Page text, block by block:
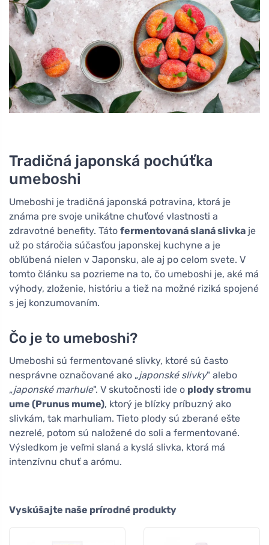
Tradičná japonská pochúťka
umeboshi
Umeboshi je tradičná japonská potravina, ktorá je
známa pre svoje unikátne chuťové vlastnosti a
zdravotné benefity. Táto fermentovaná slaná slivka je
už po stáročia súčasťou japonskej kuchyne a je
obľúbená nielen v Japonsku, ale aj po celom svete. V
tomto článku sa pozrieme na to, čo umeboshi je, aké má
výhody, zloženie, históriu a tiež na možné riziká spojené
s jej konzumovaním.
Čo je to umeboshi?
Umeboshi sú fermentované slivky, ktoré sú často
nesprávne označované ako „japonské slivky" alebo
„japonské marhule". V skutočnosti ide o plody stromu
ume (Prunus mume), ktorý je blízky príbuzný ako
slivkám, tak marhuliam. Tieto plody sú zberané ešte
nezrelé, potom sú naložené do soli a fermentované.
Výsledkom je veľmi slaná a kyslá slivka, ktorá má
intenzívnu chuť a arómu.
Vyskúšajte naše prírodné produkty